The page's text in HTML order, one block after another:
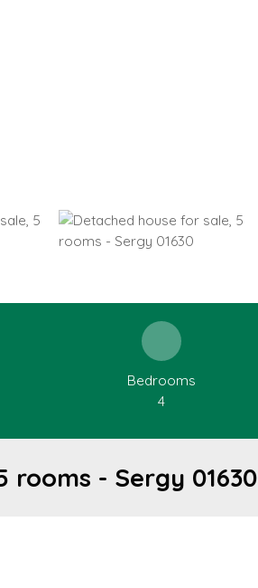
Bedrooms
4
rooms - Sergy 01630